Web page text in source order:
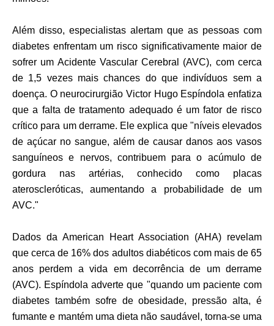
Além disso, especialistas alertam que as pessoas com
diabetes enfrentam um risco significativamente maior de
sofrer um Acidente Vascular Cerebral (AVC), com cerca
de 1,5 vezes mais chances do que indivíduos sem a
doença. O neurocirurgião Victor Hugo Espíndola enfatiza
que a falta de tratamento adequado é um fator de risco
crítico para um derrame. Ele explica que "níveis elevados
de açúcar no sangue, além de causar danos aos vasos
sanguíneos e nervos, contribuem para o acúmulo de
gordura nas artérias, conhecido como placas
ateroscleróticas, aumentando a probabilidade de um
AVC."
Dados da American Heart Association (AHA) revelam
que cerca de 16% dos adultos diabéticos com mais de 65
anos perdem a vida em decorrência de um derrame
(AVC). Espíndola adverte que "quando um paciente com
diabetes também sofre de obesidade, pressão alta, é
fumante e mantém uma dieta não saudável, torna-se uma